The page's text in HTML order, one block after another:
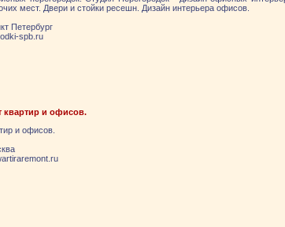
мест. Двери и стойки ресешн. Дизайн интерьера офисов.
Петербург
spb.ru
квартир и офисов.
и офисов.